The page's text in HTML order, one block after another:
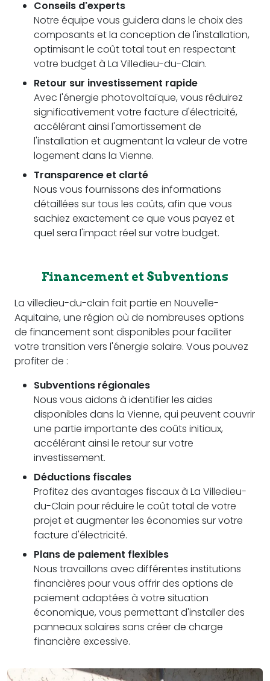
Conseils d'experts
Notre équipe vous guidera dans le choix des
composants et la conception de l'installation,
optimisant le coût total tout en respectant
votre budget à La Villedieu-du-Clain.
Retour sur investissement rapide
Avec l'énergie photovoltaïque, vous réduirez
significativement votre facture d'électricité,
accélérant ainsi l'amortissement de
l'installation et augmentant la valeur de votre
logement dans la Vienne.
Transparence et clarté
Nous vous fournissons des informations
détaillées sur tous les coûts, afin que vous
sachiez exactement ce que vous payez et
quel sera l'impact réel sur votre budget.
Financement et Subventions
La villedieu-du-clain fait partie en Nouvelle-
Aquitaine, une région où de nombreuses options
de financement sont disponibles pour faciliter
votre transition vers l'énergie solaire. Vous pouvez
profiter de :
Subventions régionales
Nous vous aidons à identifier les aides
disponibles dans la Vienne, qui peuvent couvrir
une partie importante des coûts initiaux,
accélérant ainsi le retour sur votre
investissement.
Déductions fiscales
Profitez des avantages fiscaux à La Villedieu-
du-Clain pour réduire le coût total de votre
projet et augmenter les économies sur votre
facture d'électricité.
Plans de paiement flexibles
Nous travaillons avec différentes institutions
financières pour vous offrir des options de
paiement adaptées à votre situation
économique, vous permettant d'installer des
panneaux solaires sans créer de charge
financière excessive.